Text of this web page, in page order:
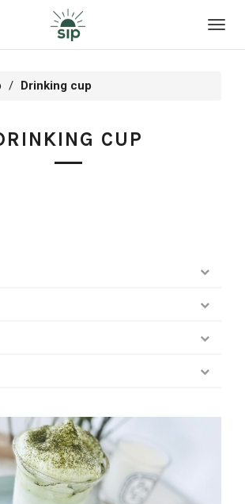
Drinking cup
CUP